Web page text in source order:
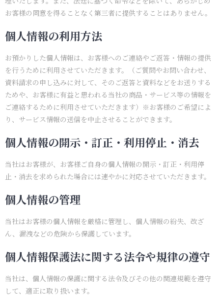
お客様の同意を得ることなく第三者に提供することはありません。
個人情報の利用方法
お預かりした個人情報は、お客様へのご連絡やご返答・情報の提供
を行うために利用させていただきます。（ご質問やお問い合わせ、
資料請求の申し込みに対して、そのご返答と資料などをお送りする
ためや、お客様に有益と思われる当社の商品・サービス等の情報を
ご連絡するために利用させていただきます）※お客様のご希望によ
り、サービス情報の送信を中止させることができます。
個人情報の開示・訂正・利用停止・消去
当社はお客様が、お客様ご自身の個人情報の開示・訂正・利用停
止・消去を求められた場合には速やかに対応させていただきます。
個人情報の管理
当社はお客様の個人情報を厳格に管理し、個人情報の紛失、改ざ
ん、漏洩などの危険から保護しています。
個人情報保護法に関する法令や規律の遵守
当社は、個人情報の保護に関する法令及びその他の関連規範を遵守
して、適正に取り扱います。